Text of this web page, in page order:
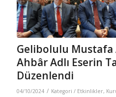
Gelibolulu Mustafa
Ahbâr Adlı Eserin
Düzenlendi
04/10/2024 / Kategori / Etkinlikler,